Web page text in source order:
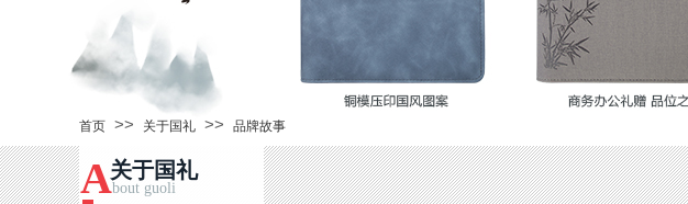
首页 >> 关于国礼 >> 品牌故事
About guoli
关于国礼